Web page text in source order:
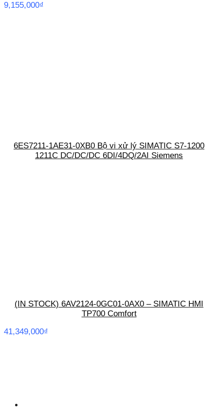
9,155,000₫
6ES7211-1AE31-0XB0 Bộ vi xử lý SIMATIC S7-1200
1211C DC/DC/DC 6DI/4DQ/2AI Siemens
(IN STOCK) 6AV2124-0GC01-0AX0 – SIMATIC HMI
TP700 Comfort
41,349,000₫